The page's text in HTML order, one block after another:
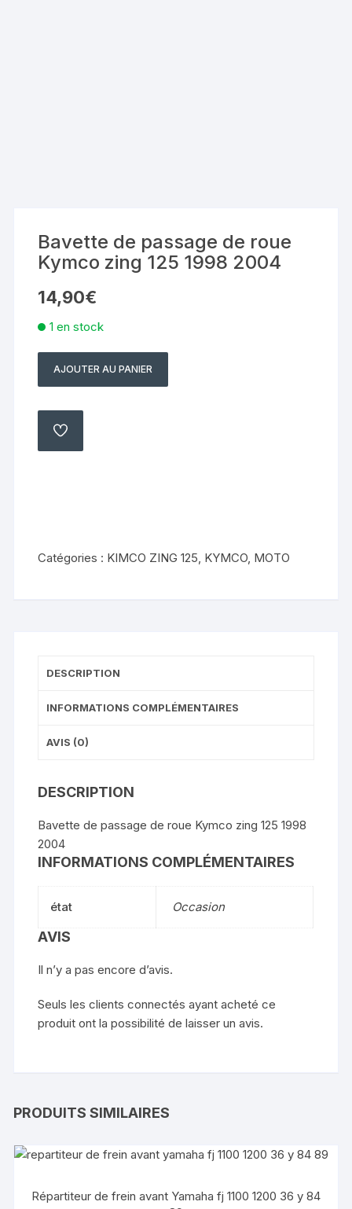
Bavette de passage de roue
Kymco zing 125 1998 2004
14,90€
1 en stock
quantité
Bavette
passage
1998
AJOUTER AU PANIER
AJOUTER
Catégories : KIMCO ZING 125 KYMCO MOTO
DESCRIPTION
INFORMATIONS COMPLÉMENTAIRES
AVIS (0)
DESCRIPTION
Bavette de passage de roue Kymco zing 125 1998
2004
INFORMATIONS COMPLÉMENTAIRES
état Occasion
AVIS
Il n’y a pas encore d’avis.
Seuls les clients connectés ayant acheté ce
produit ont la possibilité de laisser un avis.
PRODUITS SIMILAIRES
Répartiteur de frein avant Yamaha fj 1100 1200 36 y 84